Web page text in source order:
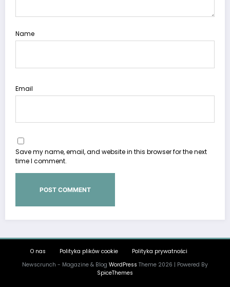
Name
Email
Save my name, email, and website in this browser for the next
time I comment.
O nas Polityka plików cookie
Polityka prywatności
Newscrunch - Magazine & Blog WordPress Theme 2026 | Powered By
SpiceThemes